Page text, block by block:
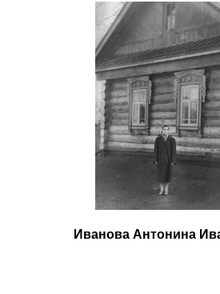
Иванова Антонина